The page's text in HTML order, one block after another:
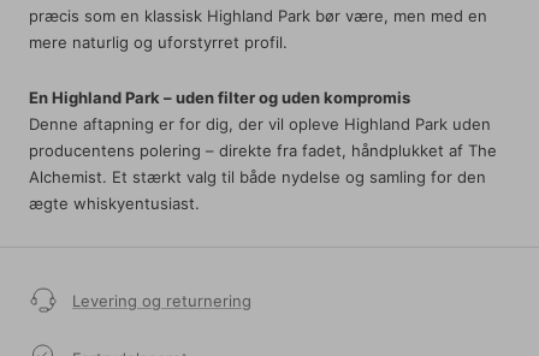
præcis som en klassisk Highland Park bør være, men med en
mere naturlig og uforstyrret profil.
En Highland Park – uden filter og uden kompromis
Denne aftapning er for dig, der vil opleve Highland Park uden
producentens polering – direkte fra fadet, håndplukket af The
Alchemist. Et stærkt valg til både nydelse og samling for den
ægte whiskyentusiast.
Levering og returnering